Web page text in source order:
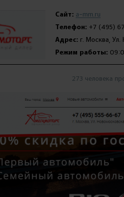
Сайт: a-mm.ru
Телефон: +7 (495)
Адрес: г. Москва,
Режим работы:
273 человека